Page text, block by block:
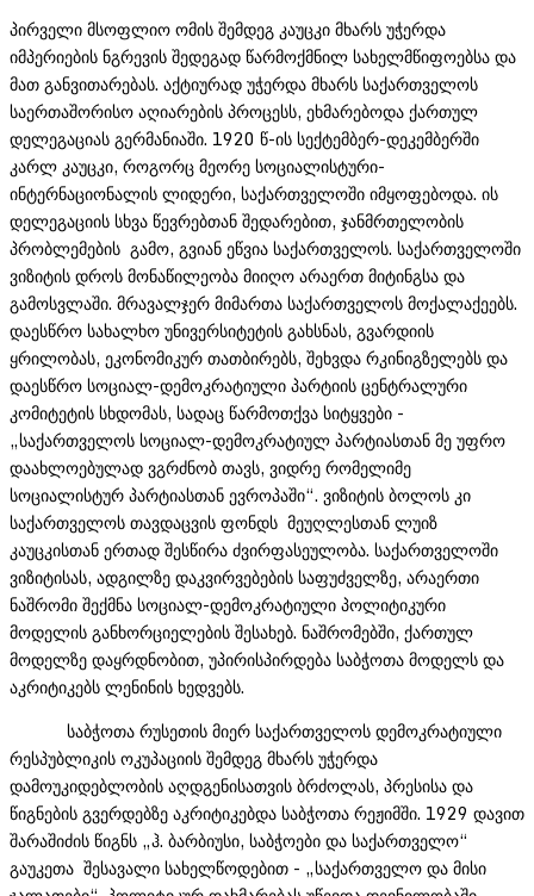
პირველი მსოფლიო ომის შემდეგ კაუცკი მხარს უჭერდა
იმპერიების ნგრევის შედეგად წარმოქმნილ სახელმწიფოებსა და
მათ განვითარებას. აქტიურად უჭერდა მხარს საქართველოს
საერთაშორისო აღიარების პროცესს, ეხმარებოდა ქართულ
დელეგაციას გერმანიაში. 1920 წ-ის სექტემბერ-დეკემბერში
კარლ კაუცკი, როგორც მეორე სოციალისტური-
ინტერნაციონალის ლიდერი, საქართველოში იმყოფებოდა. ის
დელეგაციის სხვა წევრებთან შედარებით, ჯანმრთელობის
პრობლემების გამო, გვიან ეწვია საქართველოს. საქართველოში
ვიზიტის დროს მონაწილეობა მიიღო არაერთ მიტინგსა და
გამოსვლაში. მრავალჯერ მიმართა საქართველოს მოქალაქეებს.
დაესწრო სახალხო უნივერსიტეტის გახსნას, გვარდიის
ყრილობას, ეკონომიკურ თათბირებს, შეხვდა რკინიგზელებს და
დაესწრო სოციალ-დემოკრატიული პარტიის ცენტრალური
კომიტეტის სხდომას, სადაც წარმოთქვა სიტყვები -
„საქართველოს სოციალ-დემოკრატიულ პარტიასთან მე უფრო
დაახლოებულად ვგრძნობ თავს, ვიდრე რომელიმე
სოციალისტურ პარტიასთან ევროპაში“. ვიზიტის ბოლოს კი
საქართველოს თავდაცვის ფონდს მეუღლესთან ლუიზ
კაუცკისთან ერთად შესწირა ძვირფასეულობა. საქართველოში
ვიზიტისას, ადგილზე დაკვირვებების საფუძველზე, არაერთი
ნაშრომი შექმნა სოციალ-დემოკრატიული პოლიტიკური
მოდელის განხორციელების შესახებ. ნაშრომებში, ქართულ
მოდელზე დაყრდნობით, უპირისპირდება საბჭოთა მოდელს და
აკრიტიკებს ლენინის ხედვებს.
საბჭოთა რუსეთის მიერ საქართველოს დემოკრატიული
რესპუბლიკის ოკუპაციის შემდეგ მხარს უჭერდა
დამოუკიდებლობის აღდგენისათვის ბრძოლას, პრესისა და
წიგნების გვერდებზე აკრიტიკებდა საბჭოთა რეჟიმში. 1929 დავით
შარაშიძის წიგნს „ჰ. ბარბიუსი, საბჭოები და საქართველო“
გაუკეთა შესავალი სახელწოდებით - „საქართველო და მისი